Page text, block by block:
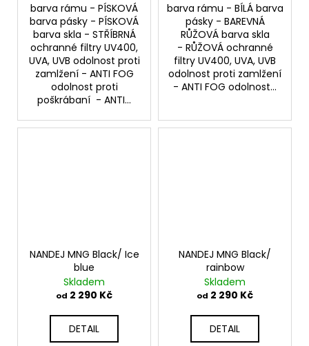
barva rámu - PÍSKOVÁ
barva pásky - PÍSKOVÁ
barva skla - STŘÍBRNÁ
ochranné filtry UV400,
UVA, UVB odolnost proti
zamlžení - ANTI FOG
odolnost proti
poškrábaní - ANTI...
barva rámu - BÍLÁ barva
pásky - BAREVNÁ
RŮŽOVÁ barva skla
- RŮŽOVÁ ochranné
filtry UV400, UVA, UVB
odolnost proti zamlžení
- ANTI FOG odolnost...
NANDEJ MNG Black/ Ice
blue
Skladem
od 2 290 Kč
DETAIL
NANDEJ MNG Black/
rainbow
Skladem
od 2 290 Kč
DETAIL